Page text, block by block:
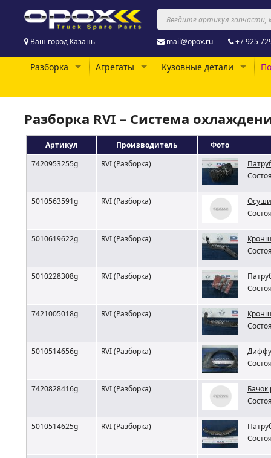
Ваш город Казань mail@opox.ru +7 925
Разборка Агрегаты Кузовные детали
Разборка RVI – Система
Артикул Производитель
Фото
7420953255g
RVI (Разборка)
5010563591g RVI (Разборка)
5010619622g RVI (Разборка)
5010228308g RVI (Разборка)
7421005018g RVI (Разборка)
5010514656g RVI (Разборка)
7420828416g RVI (Разборка)
5010514625g RVI (Разборка)